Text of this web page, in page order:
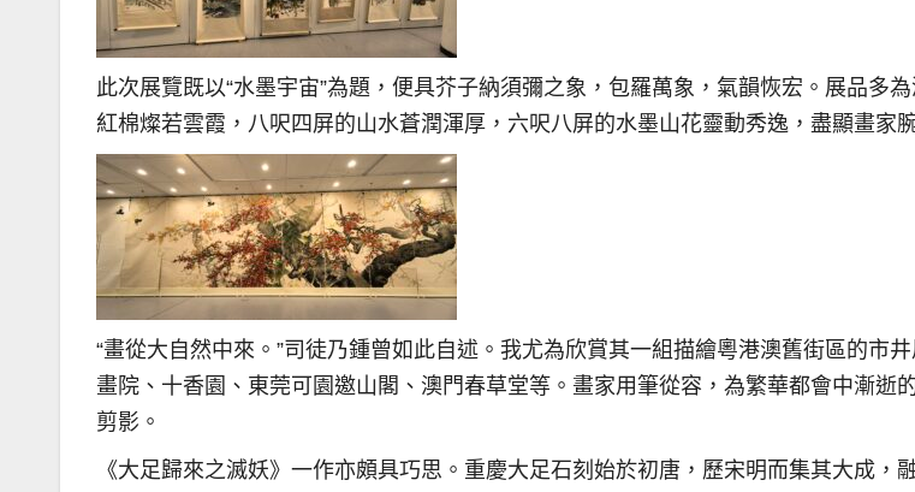
此次展覽既以“水墨宇宙”為題，便具芥子納須彌之象，包羅萬象，氣韻恢宏。展品多
紅棉燦若雲霞，八呎四屏的山水蒼潤渾厚，六呎八屏的水墨山花靈動秀逸，盡顯畫家
“畫從大自然中來。”司徒乃鍾曾如此自述。我尤為欣賞其一組描繪粵港澳舊街區的市
畫院、十香園、東莞可園邀山閣、澳門春草堂等。畫家用筆從容，為繁華都會中漸逝
剪影。
《大足歸來之滅妖》一作亦頗具巧思。重慶大足石刻始於初唐，歷宋明而集其大成，